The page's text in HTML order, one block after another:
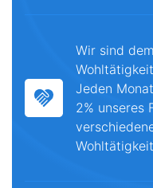
Wir sind
Jeden
2% unseres